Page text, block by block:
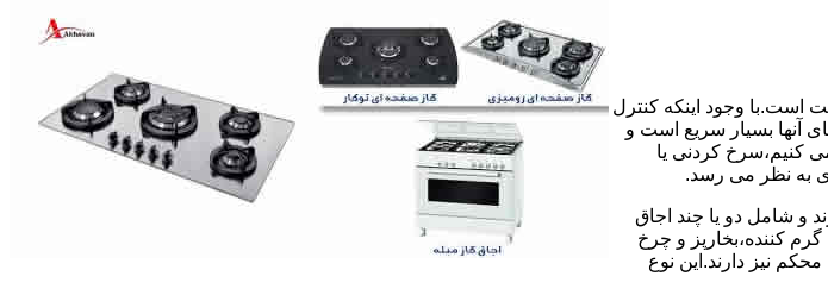
است.با وجود اینکه کنترل
آنها بسیار سریع است و
کنیم،سرخ کردنی یا
به نظر می رسد.
و شامل دو یا چند اجاق
کننده،بخارپز و چرخ
نیز دارند.این نوع